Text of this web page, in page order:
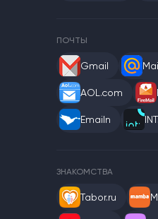
ПОЧТЫ
Gmail
AOL.com
Emailn
ЗНАКОМСТВА
Tabor.ru